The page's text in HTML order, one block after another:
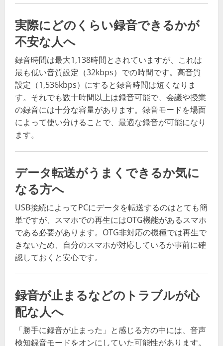
実際にどのくらい録音できるかが
不安な人へ
録音時間は最大1,138時間とされていますが、これは
最も低い音質設定（32kbps）での時間です。高音質
設定（1,536kbps）にすると録音時間は短くなりま
す。それでも数十時間以上は録音可能で、会議や授業
の録音には十分な容量があります。録音モードを場面
によって使い分けることで、最適な録音が可能になり
ます。
データ転送がうまくできるか気に
なる方へ
USB接続によってPCにデータを転送するのはとても簡
単ですが、スマホでの再生にはOTG機能があるスマホ
である必要があります。OTG非対応の機種では再生で
きないため、自分のスマホが対応しているか事前に確
認しておくと安心です。
録音が止まるなどのトラブルが心
配な人へ
「勝手に録音が止まった」と感じる方の中には、音声
検知録音モードをオンにしていた可能性があります。